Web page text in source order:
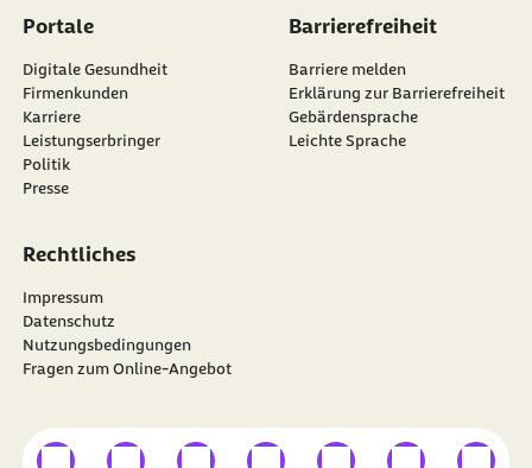
Portale
Digitale Gesundheit
Firmenkunden
Karriere
Leistungserbringer
Politik
Presse
Barrierefreiheit
Barriere melden
Erklärung zur Barrierefreiheit
Gebärdensprache
Leichte Sprache
Rechtliches
Impressum
Datenschutz
Nutzungsbedingungen
Fragen zum Online-Angebot
externer Linkexterner Linkexterner Linkexterner Linkexterner Linkexterner Link